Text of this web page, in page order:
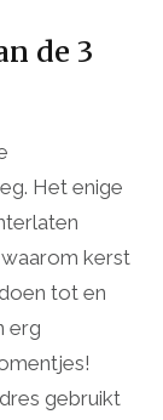
de 3
Het enige
kerst
tot en
erg
gebruikt